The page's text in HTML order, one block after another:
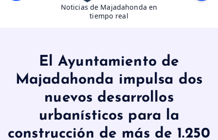
Noticias de Majadahonda en
tiempo real
El Ayuntamiento de
Majadahonda impulsa dos
nuevos desarrollos
urbanísticos para la
construcción de más de 1.250